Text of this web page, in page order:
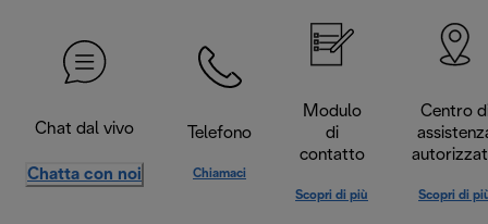
Chat dal vivo
Chatta con noi
Telefono
Chiamaci
Modulo
di
contatto
Scopri di più
Centro
Scopri di